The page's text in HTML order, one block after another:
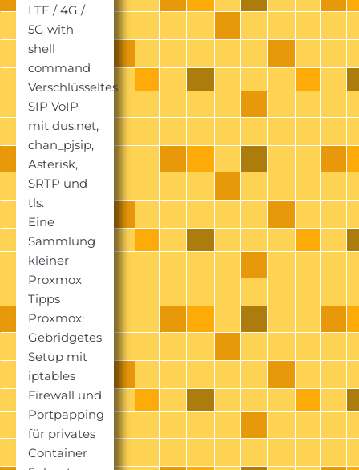
LTE / 4G /
5G with
shell
command
Verschlüsseltes
SIP VoIP
mit dus.net,
chan_pjsip,
Asterisk,
SRTP und
tls.
Eine
Sammlung
kleiner
Proxmox
Tipps
Proxmox:
Gebridgetes
Setup mit
iptables
Firewall und
Portpapping
für privates
Container